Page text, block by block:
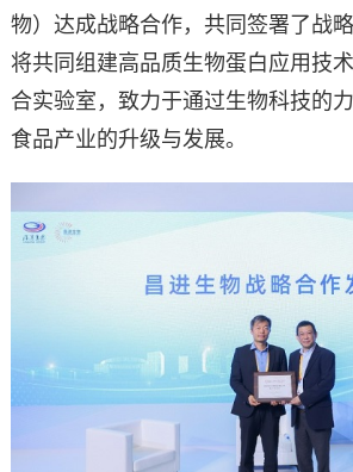
物）达成战略合作，共同签署了战
将共同组建高品质生物蛋白应用技
合实验室，致力于通过生物科技的
食品产业的升级与发展。